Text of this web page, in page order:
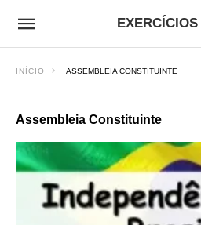
INÍCIO ASSEMBLEIA CONSTITUINTE
Assembleia Constituinte